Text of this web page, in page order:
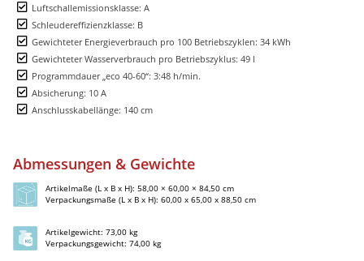
Luftschallemissionsklasse: A
Schleudereffizienzklasse: B
Gewichteter Energieverbrauch pro 100 Betriebszyklen: 34 kWh
Gewichteter Wasserverbrauch pro Betriebszyklus: 49 l
Programmdauer „eco 40-60“: 3:48 h/min.
Absicherung: 10 A
Anschlusskabellänge: 140 cm
Abmessungen & Gewichte
Artikelmaße (L x B x H): 58,00 × 60,00 × 84,50 cm
Verpackungsmaße (L x B x H): 60,00 x 65,00 x 88,50 cm
Artikelgewicht: 73,00 kg
Verpackungsgewicht: 74,00 kg